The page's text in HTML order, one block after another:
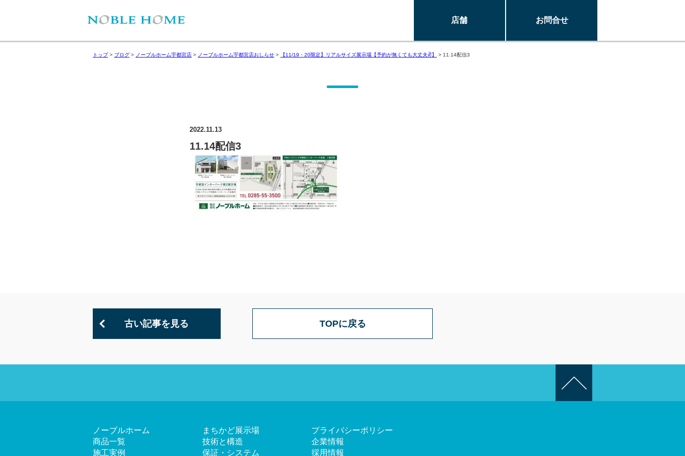
店舗 お問合せ
トップ> ブログ > ノーブルホーム宇都宮店 > ノーブルホーム宇都宮店おしらせ > 【11/19・20限定】リアルサイズ展示場【予約が無くても大丈夫✌】 > 11.14配信3
2022.11.13
11.14配信3
古い記事を見る TOPに戻る
ノーブルホーム
商品一覧
施工実例
まちかど展示場
技術と構造
保証・システム
プライバシーポリシー
企業情報
採用情報